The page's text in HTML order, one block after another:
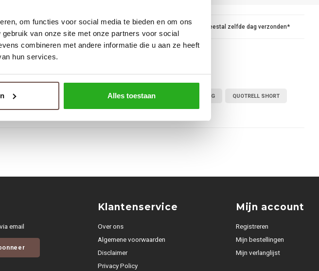
om functies voor social media te bieden en om ons
van onze site met onze partners voor social
combineren met andere informatie die u aan ze heeft
hun services.
Alles toestaan
hebben we ook in de winkel in Alkmaar Voor 15.00 besteld, meestal zelfde dag verzonden*
Tags
FUSE SHORT SKY BLUE QUOTRELL KLEDING QUOTRELL SHORT
email
Klantenservice
Over ons
Algemene voorwaarden
Disclaimer
Privacy Policy
Mijn account
Registreren
Mijn bestellingen
Mijn verlanglijst